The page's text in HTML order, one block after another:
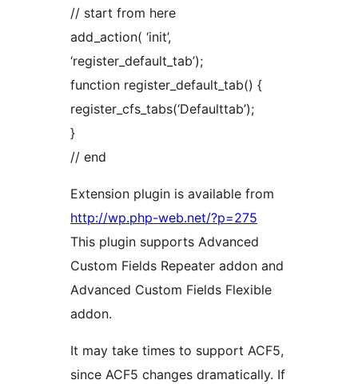
// start from here
add_action( ‘init’,
‘register_default_tab’);
function register_default_tab() {
register_cfs_tabs(‘Defaulttab’);
}
// end
Extension plugin is available from
http://wp.php-web.net/?p=275
This plugin supports Advanced
Custom Fields Repeater addon and
Advanced Custom Fields Flexible
addon.
It may take times to support ACF5,
since ACF5 changes dramatically. If